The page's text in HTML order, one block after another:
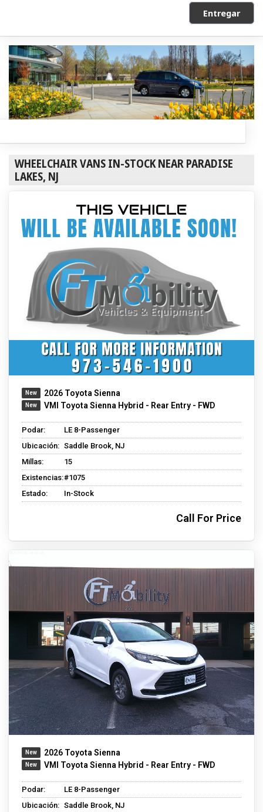
Entregar
WHEELCHAIR VANS IN-STOCK NEAR PARADISE
LAKES, NJ
2026 Toyota Sienna
VMI Toyota Sienna Hybrid - Rear Entry - FWD
Podar:
LE 8-Passenger
Ubicación: Saddle Brook, NJ
Millas:
15
Existencias:#1075
Estado:
In-Stock
Call For Price
2026 Toyota Sienna
VMI Toyota Sienna Hybrid - Rear Entry - FWD
Podar:
LE 8-Passenger
Ubicación: Saddle Brook, NJ